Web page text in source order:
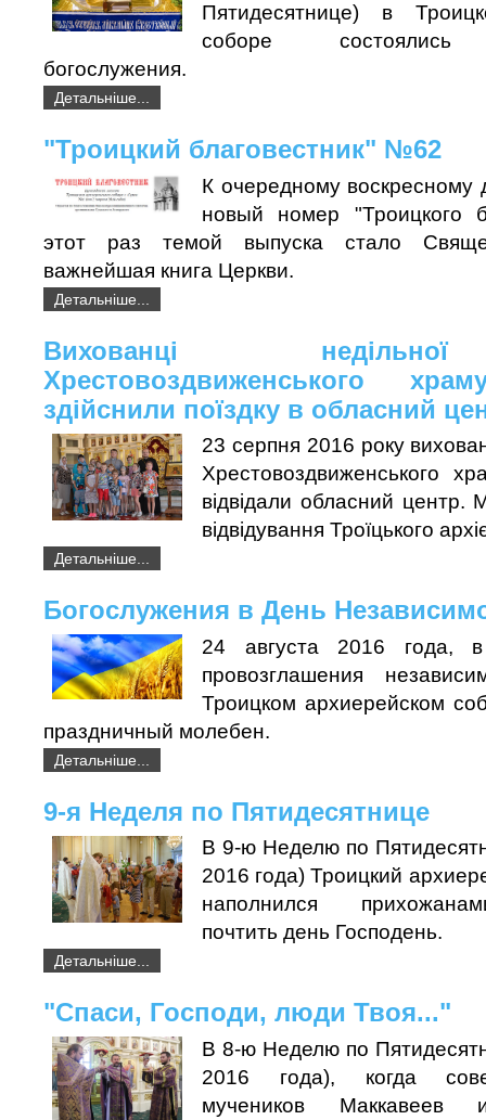
Пятидесятнице) в
соборе состоялись
богослужения.
Детальніше...
"Троицкий благовестник" №62
К очередному воскресному
новый номер "Троицкого
этот раз темой выпуска стало
важнейшая книга Церкви.
Детальніше...
Вихованці
Хрестовоздвиженського
здійснили поїздку в обласний
23 серпня 2016 року
Хрестовоздвиженського
відвідали обласний центр.
відвідування Троїцького
Детальніше...
Богослужения в День
24 августа 2016 года,
провозглашения
Троицком архиерейском
праздничный молебен.
Детальніше...
9-я Неделя по Пятидесятнице
В 9-ю Неделю по
2016 года) Троицкий
наполнился
почтить день Господень.
Детальніше...
"Спаси, Господи, люди Твоя..."
В 8-ю Неделю по
2016 года), когда
мучеников Маккавеев